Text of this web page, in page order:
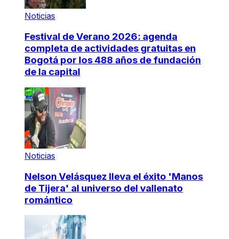
Noticias
Festival de Verano 2026: agenda
completa de actividades gratuitas en
Bogotá por los 488 años de fundación
de la capital
Noticias
Nelson Velásquez lleva el éxito 'Manos
de Tijera' al universo del vallenato
romántico